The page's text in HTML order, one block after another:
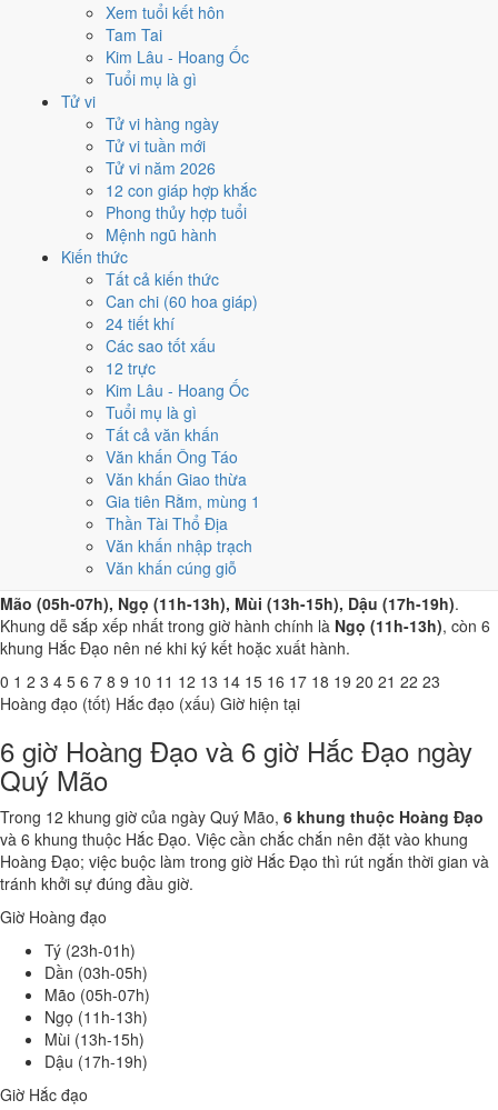
Xem tuổi kết hôn
Tam Tai
Kim Lâu - Hoang Ốc
Tuổi mụ là gì
Tử vi
Tử vi hàng ngày
Tử vi tuần mới
Tử vi năm 2026
12 con giáp hợp khắc
Phong thủy hợp tuổi
Mệnh ngũ hành
Kiến thức
Tất cả kiến thức
Can chi (60 hoa giáp)
24 tiết khí
Các sao tốt xấu
12 trực
Kim Lâu - Hoang Ốc
Tuổi mụ là gì
Tất cả văn khấn
Văn khấn Ông Táo
Văn khấn Giao thừa
Gia tiên Rằm, mùng 1
Thần Tài Thổ Địa
Văn khấn nhập trạch
Văn khấn cúng giỗ
Điểm thấp của ngày 26/9 là tín hiệu cần điều chỉnh, không phải lệnh
cấm. Hai việc bị chấm thấp nhất hôm nay là
. Có 3 cách hạ rủi ro mà vẫn giữ được lịch của bạn.
Coi việc vào giờ Hoàng Đạo trong chính ngày này.
Ngọ (11h-13h)rơi đúng giờ hành chính nên dễ sắp xếp nhất
cho việc buộc phải làm đúng ngày 26/9/2026. Bảng đủ 6 giờ
Hoàng Đạo và 6 giờ Hắc Đạo nằm ngay mục kế tiếp.
Dời sang ngày tốt gần nhất.
6.6/10, mức Cát, cao hơn 3.0/10 của ngày đang xem.
Lựa chọn thứ hai là
cao hơn 3.0/10 của ngày đang xem.
Mượn tuổi hợp đứng chủ lễ.
Quý Mão, nhờ người tuổi này thay mặt động thổ hoặc nhận lễ
giúp giảm phần xung của gia chủ. Cách chọn người mượn tuổi
xem tại
hướng dẫn xem tuổi làm nhà
Các cách trên dựa trên quy tắc lịch pháp truyền thống, mang tính
tham khảo văn hóa - tín ngưỡng, không thay thế quyết định chuyên
môn của bạn.
Giờ hoàng đạo ngày 26/9/2026 là
những giờ nào?
Ngày Quý Mão có6 giờ Hoàng Đạo
Mão (05h-07h), Ngọ (11h-13h), Mùi (13h-15h), Dậu (17h-19h).
Khung dễ sắp xếp nhất trong giờ hành chính là Ngọ (11h-13h), còn 6
khung Hắc Đạo nên né khi ký kết hoặc xuất hành.
0 1 2 3 4 5 6 7 8 9 10 11 12 13 14 15 16 17 18 19 20 21 22 23
Hoàng đạo (tốt) Hắc đạo (xấu) Giờ hiện tại
6 giờ Hoàng Đạo và 6 giờ Hắc Đạo ngày
Quý Mão
Trong 12 khung giờ của ngày Quý Mão, 6 khung thuộc Hoàng Đạo
và 6 khung thuộc Hắc Đạo. Việc cần chắc chắn nên đặt vào khung
Hoàng Đạo; việc buộc làm trong giờ Hắc Đạo thì rút ngắn thời gian và
tránh khởi sự đúng đầu giờ.
Giờ Hoàng đạo
Tý (23h-01h)
Dần (03h-05h)
Mão (05h-07h)
Ngọ (11h-13h)
Mùi (13h-15h)
Dậu (17h-19h)
Giờ Hắc đạo